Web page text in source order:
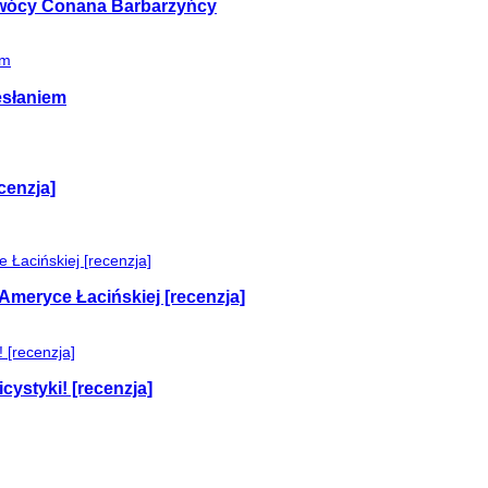
Conana Barbarzyńcy
Łacińskiej [recenzja]
[recenzja]